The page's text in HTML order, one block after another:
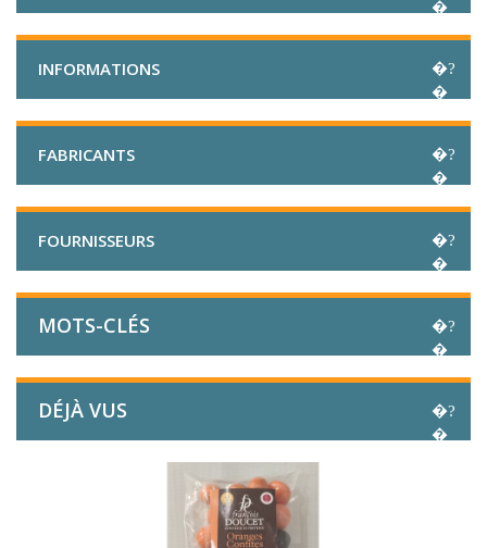
INFORMATIONS
FABRICANTS
FOURNISSEURS
MOTS-CLÉS
DÉJÀ VUS